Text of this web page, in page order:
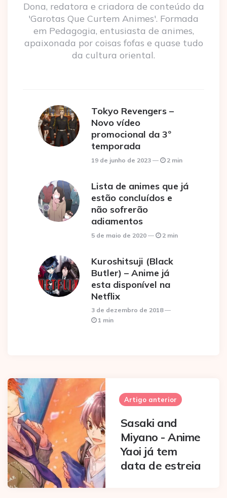
Dona, redatora e criadora de conteúdo da
'Garotas Que Curtem Animes'. Formada
em Pedagogia, entusiasta de animes,
apaixonada por coisas fofas e quase tudo
da cultura oriental.
Tokyo Revengers –
Novo vídeo
promocional da 3º
temporada
19 de junho de 2023 2 min
Lista de animes que já
estão concluídos e
não sofrerão
adiamentos
5 de maio de 2020 2 min
Kuroshitsuji (Black
Butler) – Anime já
esta disponível na
Netflix
3 de dezembro de 2018
1 min
Post
navigation
Artigo anterior
Sasaki and
Miyano - Anime
Yaoi já tem
data de estreia